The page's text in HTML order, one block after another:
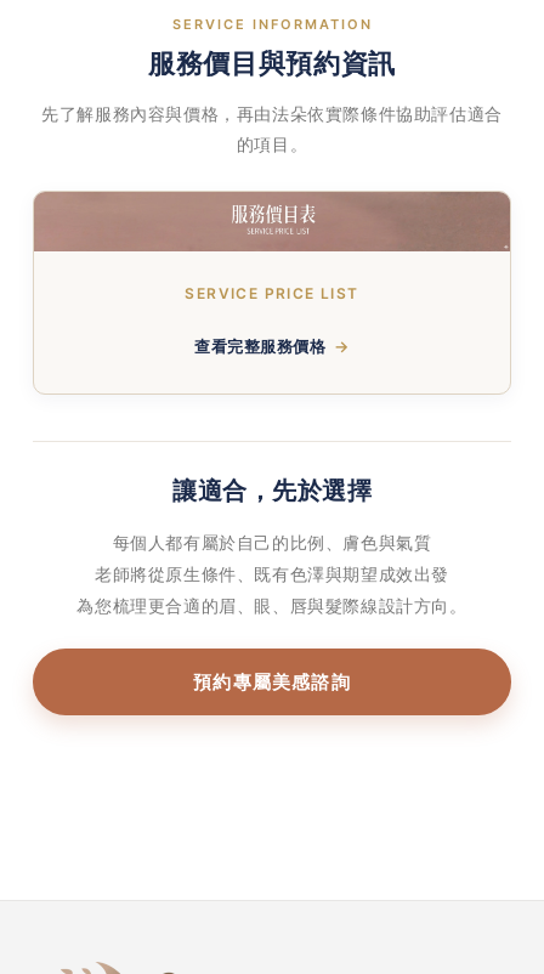
SERVICE INFORMATION
服務價目與預約資訊
先了解服務內容與價格，再由法朵依實際條件協助評估適合
的項目。
SERVICE PRICE LIST
查看完整服務價格
讓適合，先於選擇
每個人都有屬於自己的比例、膚色與氣質
老師將從原生條件、既有色澤與期望成效出發
為您梳理更合適的眉、眼、唇與髮際線設計方向。
預約專屬美感諮詢